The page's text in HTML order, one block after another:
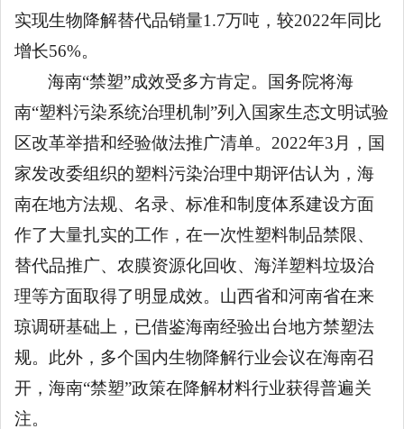
实现生物降解替代品销量1.7万吨，较2022年同比
增长56%。
海南“禁塑”成效受多方肯定。国务院将海
南“塑料污染系统治理机制”列入国家生态文明试验
区改革举措和经验做法推广清单。2022年3月，国
家发改委组织的塑料污染治理中期评估认为，海
南在地方法规、名录、标准和制度体系建设方面
作了大量扎实的工作，在一次性塑料制品禁限、
替代品推广、农膜资源化回收、海洋塑料垃圾治
理等方面取得了明显成效。山西省和河南省在来
琼调研基础上，已借鉴海南经验出台地方禁塑法
规。此外，多个国内生物降解行业会议在海南召
开，海南“禁塑”政策在降解材料行业获得普遍关
注。